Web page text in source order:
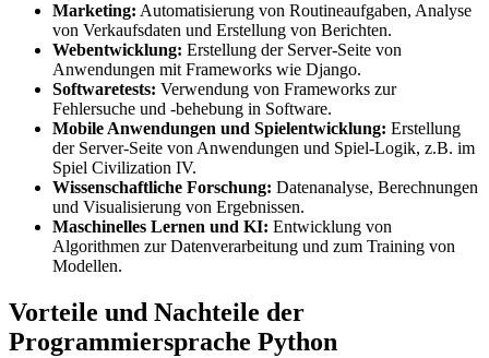
Marketing: Automatisierung von Routineaufgaben, Analyse
von Verkaufsdaten und Erstellung von Berichten.
Webentwicklung: Erstellung der Server-Seite von
Anwendungen mit Frameworks wie Django.
Softwaretests: Verwendung von Frameworks zur
Fehlersuche und -behebung in Software.
Mobile Anwendungen und Spielentwicklung: Erstellung
der Server-Seite von Anwendungen und Spiel-Logik, z.B. im
Spiel Civilization IV.
Wissenschaftliche Forschung: Datenanalyse, Berechnungen
und Visualisierung von Ergebnissen.
Maschinelles Lernen und KI: Entwicklung von
Algorithmen zur Datenverarbeitung und zum Training von
Modellen.
Vorteile und Nachteile der
Programmiersprache Python